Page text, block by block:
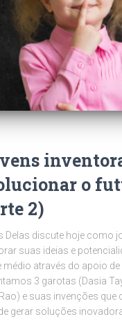
o
2)
Delas discute hoje como
suas ideias e
médio através do apoio
3 garotas (Dasia
e suas invenções que
gerar soluções